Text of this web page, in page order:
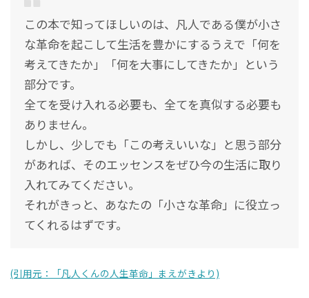
この本で知ってほしいのは、凡人である僕が小さ
な革命を起こして生活を豊かにするうえで「何を
考えてきたか」「何を大事にしてきたか」という
部分です。
全てを受け入れる必要も、全てを真似する必要も
ありません。
しかし、少しでも「この考えいいな」と思う部分
があれば、そのエッセンスをぜひ今の生活に取り
入れてみてください。
それがきっと、あなたの「小さな革命」に役立っ
てくれるはずです。
(引用元：「凡人くんの人生革命」まえがきより)